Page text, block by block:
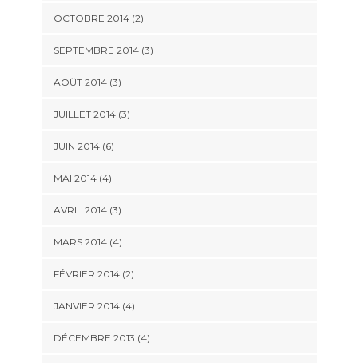
OCTOBRE 2014(2)
SEPTEMBRE 2014(3)
AOÛT 2014(3)
JUILLET 2014(3)
JUIN 2014(6)
MAI 2014(4)
AVRIL 2014(3)
MARS 2014(4)
FÉVRIER 2014(2)
JANVIER 2014(4)
DÉCEMBRE 2013 (4)